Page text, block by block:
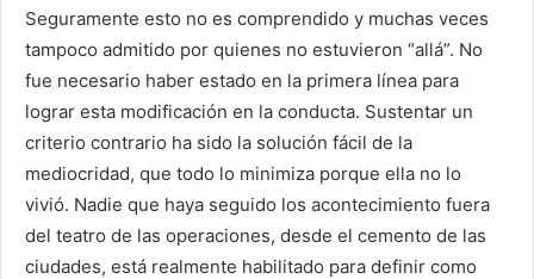
Seguramente esto no es comprendido y muchas veces
tampoco admitido por quienes no estuvieron “allá”. No
fue necesario haber estado en la primera línea para
lograr esta modificación en la conducta. Sustentar un
criterio contrario ha sido la solución fácil de la
mediocridad, que todo lo minimiza porque ella no lo
vivió. Nadie que haya seguido los acontecimiento fuera
del teatro de las operaciones, desde el cemento de las
ciudades, está realmente habilitado para definir como